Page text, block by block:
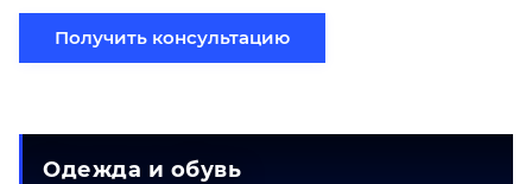
Получить консультацию
Одежда и обувь